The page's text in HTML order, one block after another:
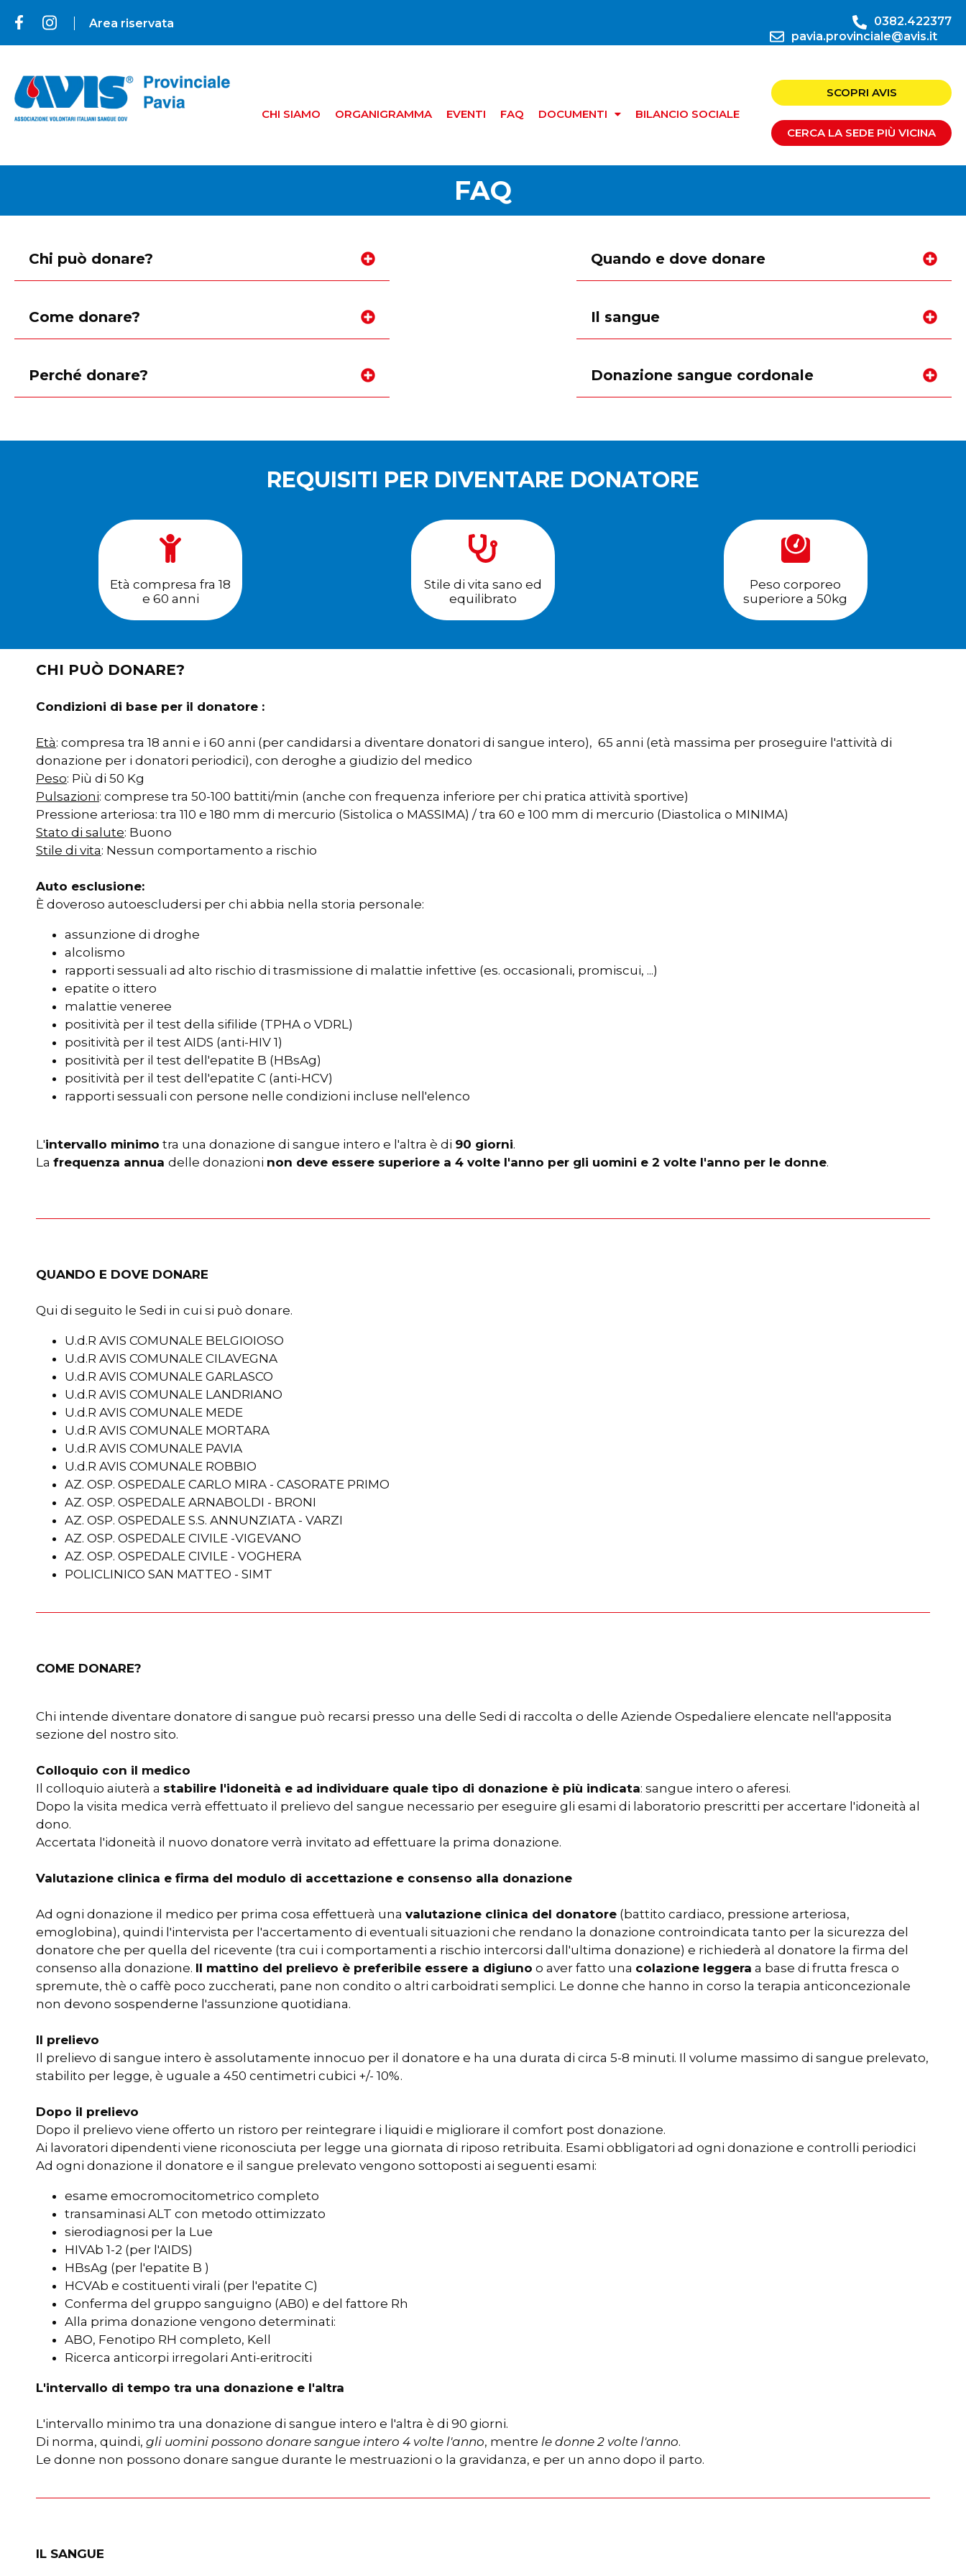
Area riservata
0382.422377
pavia.provinciale@avis.it
CHI SIAMO ORGANIGRAMMA EVENTI FAQ DOCUMENTI BILANCIO SOCIALE
SCOPRI AVIS
CERCA LA SEDE PIÙ VICINA
FAQ
Chi può donare? Quando e dove donare
Come donare? Il sangue
Perché donare? Donazione sangue cordonale
REQUISITI PER DIVENTARE DONATORE
Età compresa fra 18
e 60 anni
Stile di vita sano ed
equilibrato
Peso corporeo
superiore a 50kg
CHI PUÒ DONARE?
Condizioni di base per il donatore :
Età: compresa tra 18 anni e i 60 anni (per candidarsi a diventare donatori di sangue intero), 65 anni (età massima per proseguire l'attività di
donazione per i donatori periodici), con deroghe a giudizio del medico
Peso: Più di 50 Kg
Pulsazioni: comprese tra 50-100 battiti/min (anche con frequenza inferiore per chi pratica attività sportive)
Pressione arteriosa: tra 110 e 180 mm di mercurio (Sistolica o MASSIMA) / tra 60 e 100 mm di mercurio (Diastolica o MINIMA)
Stato di salute: Buono
Stile di vita: Nessun comportamento a rischio
Auto esclusione:
È doveroso autoescludersi per chi abbia nella storia personale:
assunzione di droghe
alcolismo
rapporti sessuali ad alto rischio di trasmissione di malattie infettive (es. occasionali, promiscui, ...)
epatite o ittero
malattie veneree
positività per il test della sifilide (TPHA o VDRL)
positività per il test AIDS (anti-HIV 1)
positività per il test dell'epatite B (HBsAg)
positività per il test dell'epatite C (anti-HCV)
rapporti sessuali con persone nelle condizioni incluse nell'elenco
L'intervallo minimo tra una donazione di sangue intero e l'altra è di 90 giorni.
La frequenza annua delle donazioni non deve essere superiore a 4 volte l'anno per gli uomini e 2 volte l'anno per le donne.
QUANDO E DOVE DONARE
Qui di seguito le Sedi in cui si può donare.
U.d.R AVIS COMUNALE BELGIOIOSO
U.d.R AVIS COMUNALE CILAVEGNA
U.d.R AVIS COMUNALE GARLASCO
U.d.R AVIS COMUNALE LANDRIANO
U.d.R AVIS COMUNALE MEDE
U.d.R AVIS COMUNALE MORTARA
U.d.R AVIS COMUNALE PAVIA
U.d.R AVIS COMUNALE ROBBIO
AZ. OSP. OSPEDALE CARLO MIRA - CASORATE PRIMO
AZ. OSP. OSPEDALE ARNABOLDI - BRONI
AZ. OSP. OSPEDALE S.S. ANNUNZIATA - VARZI
AZ. OSP. OSPEDALE CIVILE -VIGEVANO
AZ. OSP. OSPEDALE CIVILE - VOGHERA
POLICLINICO SAN MATTEO - SIMT
COME DONARE?
Chi intende diventare donatore di sangue può recarsi presso una delle Sedi di raccolta o delle Aziende Ospedaliere elencate nell'apposita
sezione del nostro sito.
Colloquio con il medico
Il colloquio aiuterà a stabilire l'idoneità e ad individuare quale tipo di donazione è più indicata: sangue intero o aferesi.
Dopo la visita medica verrà effettuato il prelievo del sangue necessario per eseguire gli esami di laboratorio prescritti per accertare l'idoneità al
dono.
Accertata l'idoneità il nuovo donatore verrà invitato ad effettuare la prima donazione.
Valutazione clinica e firma del modulo di accettazione e consenso alla donazione
Ad ogni donazione il medico per prima cosa effettuerà una valutazione clinica del donatore (battito cardiaco, pressione arteriosa,
emoglobina), quindi l'intervista per l'accertamento di eventuali situazioni che rendano la donazione controindicata tanto per la sicurezza del
donatore che per quella del ricevente (tra cui i comportamenti a rischio intercorsi dall'ultima donazione) e richiederà al donatore la firma del
consenso alla donazione. Il mattino del prelievo è preferibile essere a digiuno o aver fatto una colazione leggera a base di frutta fresca o
spremute, thè o caffè poco zuccherati, pane non condito o altri carboidrati semplici. Le donne che hanno in corso la terapia anticoncezionale
non devono sospenderne l'assunzione quotidiana.
Il prelievo
Il prelievo di sangue intero è assolutamente innocuo per il donatore e ha una durata di circa 5-8 minuti. Il volume massimo di sangue prelevato,
stabilito per legge, è uguale a 450 centimetri cubici +/- 10%.
Dopo il prelievo
Dopo il prelievo viene offerto un ristoro per reintegrare i liquidi e migliorare il comfort post donazione.
Ai lavoratori dipendenti viene riconosciuta per legge una giornata di riposo retribuita. Esami obbligatori ad ogni donazione e controlli periodici
Ad ogni donazione il donatore e il sangue prelevato vengono sottoposti ai seguenti esami:
esame emocromocitometrico completo
transaminasi ALT con metodo ottimizzato
sierodiagnosi per la Lue
HIVAb 1-2 (per l'AIDS)
HBsAg (per l'epatite B )
HCVAb e costituenti virali (per l'epatite C)
Conferma del gruppo sanguigno (AB0) e del fattore Rh
Alla prima donazione vengono determinati:
ABO, Fenotipo RH completo, Kell
Ricerca anticorpi irregolari Anti-eritrociti
L'intervallo di tempo tra una donazione e l'altra
L'intervallo minimo tra una donazione di sangue intero e l'altra è di 90 giorni.
Di norma, quindi, gli uomini possono donare sangue intero 4 volte l'anno, mentre le donne 2 volte l'anno.
Le donne non possono donare sangue durante le mestruazioni o la gravidanza, e per un anno dopo il parto.
IL SANGUE